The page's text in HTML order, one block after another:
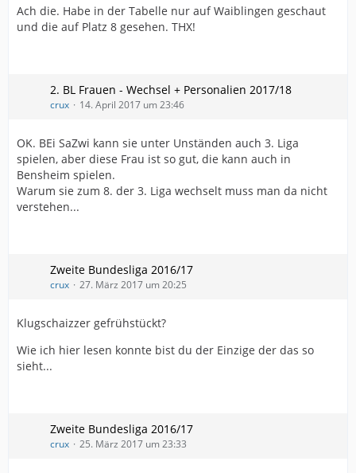
Ach die. Habe in der Tabelle nur auf Waiblingen geschaut
und die auf Platz 8 gesehen. THX!
2. BL Frauen - Wechsel + Personalien 2017/18
crux 14. April 2017 um 23:46
OK. BEi SaZwi kann sie unter Unständen auch 3. Liga
spielen, aber diese Frau ist so gut, die kann auch in
Bensheim spielen.
Warum sie zum 8. der 3. Liga wechselt muss man da nicht
verstehen...
Zweite Bundesliga 2016/17
crux 27. März 2017 um 20:25
Klugschaizzer gefrühstückt?
Wie ich hier lesen konnte bist du der Einzige der das so
sieht...
Zweite Bundesliga 2016/17
crux 25. März 2017 um 23:33